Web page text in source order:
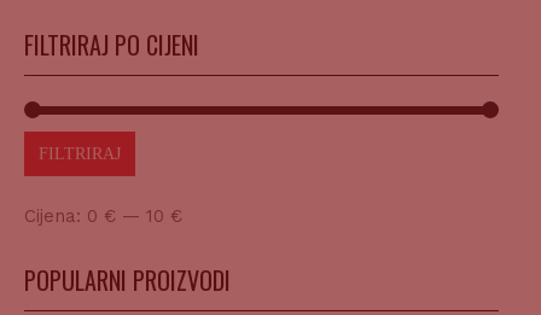
FILTRIRAJ PO CIJENI
FILTRIRAJ
Cijena: 0 € — 10 €
POPULARNI PROIZVODI